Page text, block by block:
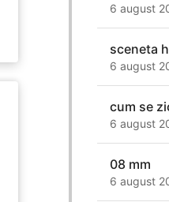
6 august
sceneta
6 august
cum se
6 august
08 mm
6 august